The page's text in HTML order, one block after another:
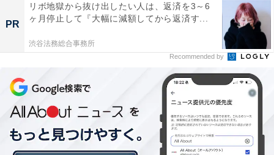
PR
リボ地獄から抜け出したい人は、返済を3～6
ヶ月停止して『大幅に減額してから返済す...
渋谷法務総合事務所
Recommended by